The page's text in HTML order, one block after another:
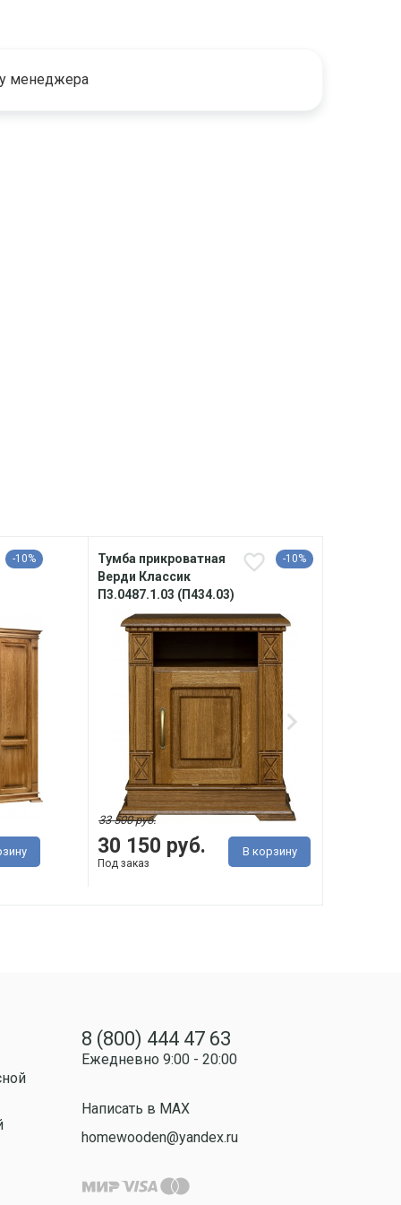
у менеджера
-10%
Тумба прикроватная
Верди Классик
П3.0487.1.03 (П434.03)
-10%
30 150 руб.
33 500 руб.
Под заказ
В корзину
8 (800) 444 47 63
Ежедневно 9:00 - 20:00
Написать в MAX
homewooden@yandex.ru